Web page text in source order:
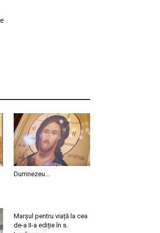
Dumnezeu…
Marșul pentru viață la cea
de-a II-a ediție în s.